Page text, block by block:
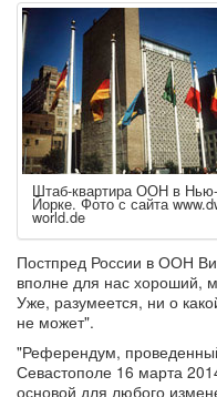
Штаб-квартира ООН в Нью-
Йорке. Фото с сайта
world.de
Постпред России в ООН
вполне для нас хороший,
Уже, разумеется, ни о
не может".
"Референдум,
Севастополе 16 марта
основой для любого